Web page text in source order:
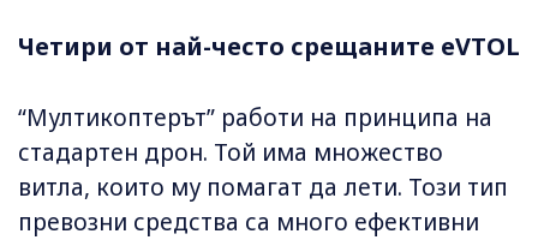
Четири от най-често срещаните eVTOL
“Мултикоптерът” работи на принципа на
стадартен дрон. Той има множество
витла, които му помагат да лети. Този тип
превозни средства са много ефективни